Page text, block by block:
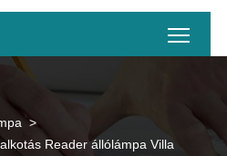
>
Reader állólámpa Villa